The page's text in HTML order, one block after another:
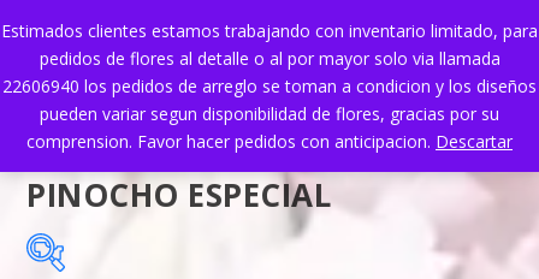
Estimados clientes estamos trabajando con inventario limitado, para
pedidos de flores al detalle o al por mayor solo via llamada
22606940 los pedidos de arreglo se toman a condicion y los diseños
pueden variar segun disponibilidad de flores, gracias por su
comprension. Favor hacer pedidos con anticipacion. Descartar
PINOCHO ESPECIAL